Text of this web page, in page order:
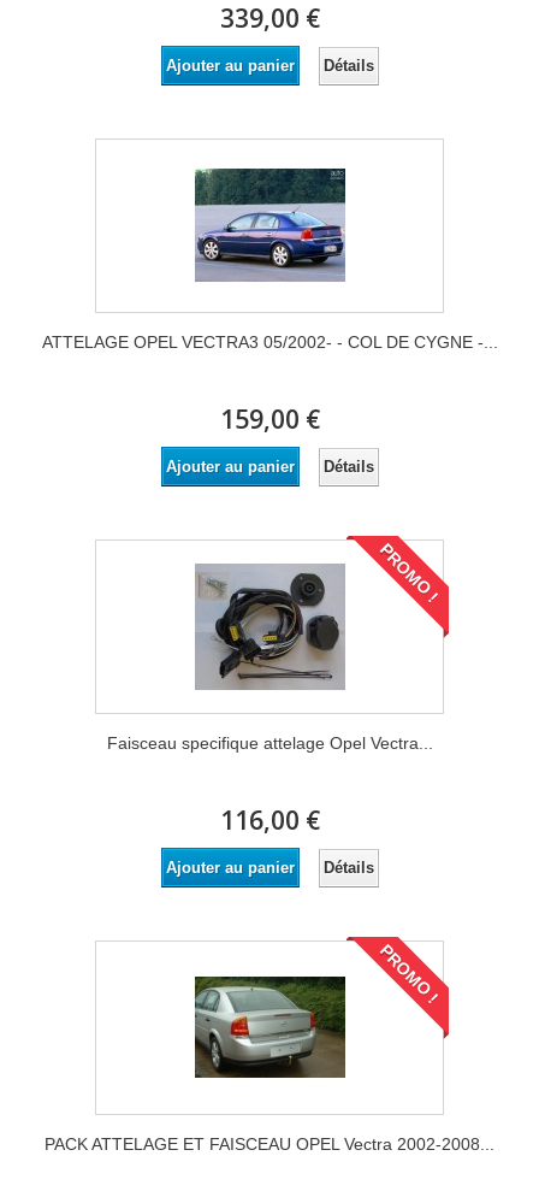
339,00 €
Ajouter au panier Détails
ATTELAGE OPEL VECTRA3 05/2002- - COL DE CYGNE -...
159,00 €
Ajouter au panier Détails
PROMO !
Faisceau specifique attelage Opel Vectra...
116,00 €
Ajouter au panier Détails
PROMO !
PACK ATTELAGE ET FAISCEAU OPEL Vectra 2002-2008...